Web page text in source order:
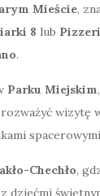
Mieście,
8 lub
.
Parku Miejskim
wizytę
Chechło,
dziećmi